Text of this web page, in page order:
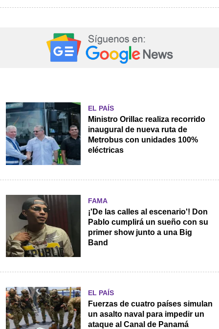
EL PAÍS
Ministro Orillac realiza recorrido
inaugural de nueva ruta de
Metrobus con unidades 100%
eléctricas
FAMA
¡'De las calles al escenario'! Don
Pablo cumplirá un sueño con su
primer show junto a una Big
Band
EL PAÍS
Fuerzas de cuatro países simulan
un asalto naval para impedir un
ataque al Canal de Panamá